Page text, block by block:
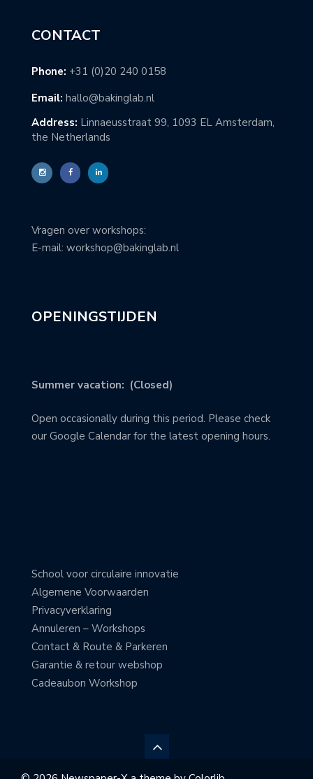
CONTACT
Phone: +31 (0)20 240 0158
Email: hallo@bakinglab.nl
Address: Linnaeusstraat 99, 1093 EL Amsterdam,
the Netherlands
Vragen over workshops:
E-mail: workshop@bakinglab.nl
OPENINGSTIJDEN
Summer vacation: (Closed)
Open occasionally during this period. Please check
our Google Calendar for the latest opening hours.
School voor circulaire innovatie
Algemene Voorwaarden
Privacyverklaring
Annuleren – Workshops
Contact & Route & Parkeren
Garantie & retour webshop
Cadeaubon Workshop